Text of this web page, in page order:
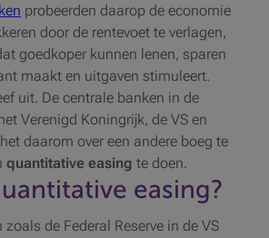
probeerden daarop de economie
door de rentevoet te verlagen,
goedkoper kunnen lenen, sparen
maakt en uitgaven stimuleert.
uit. De centrale banken in de
Verenigd Koningrijk, de VS en
daarom over een andere boeg te
quantitative easing te doen.
easing?
de Federal Reserve in de VS